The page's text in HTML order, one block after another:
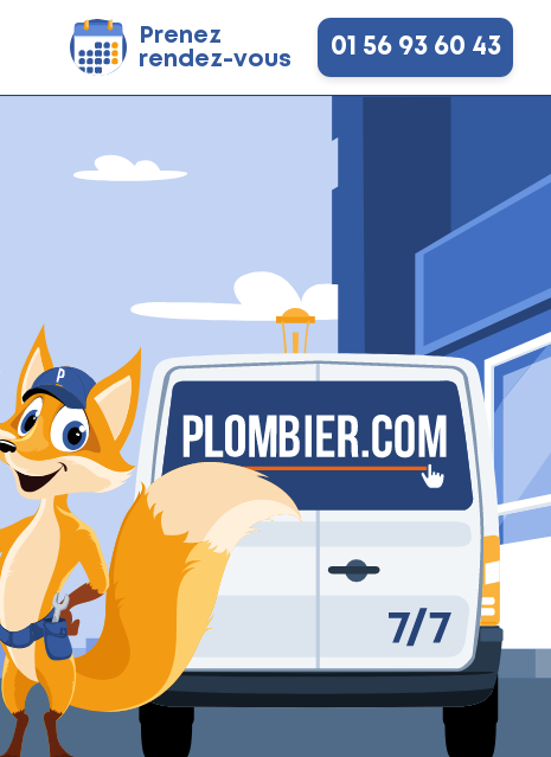
Prenez
rendez-vous
01 56 93 60 43